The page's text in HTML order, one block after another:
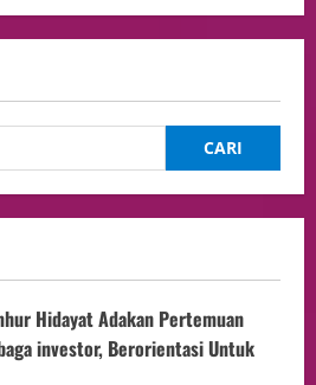
Hidayat Adakan Pertemuan
investor, Berorientasi Untuk